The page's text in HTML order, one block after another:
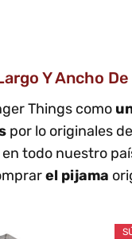
Y Ancho
Things como
por lo originales
en todo nuestro
el pijama